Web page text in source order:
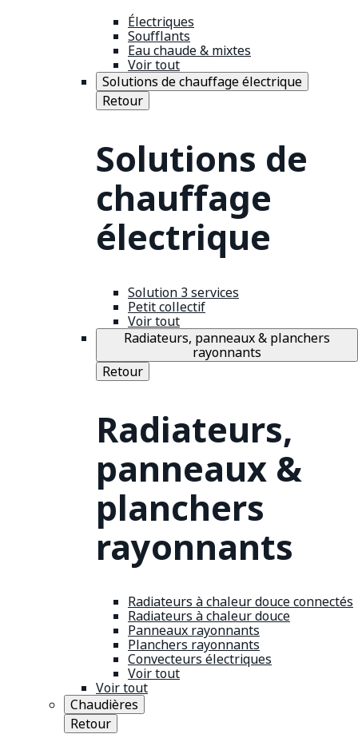
Électriques
Soufflants
Eau chaude & mixtes
Voir tout
Solutions de chauffage électrique
Retour
Solutions de
chauffage
électrique
Solution 3 services
Petit collectif
Voir tout
Radiateurs, panneaux & planchers
rayonnants
Retour
Radiateurs,
panneaux &
planchers
rayonnants
Radiateurs à chaleur douce connectés
Radiateurs à chaleur douce
Panneaux rayonnants
Planchers rayonnants
Convecteurs électriques
Voir tout
Voir tout
Chaudières
Retour